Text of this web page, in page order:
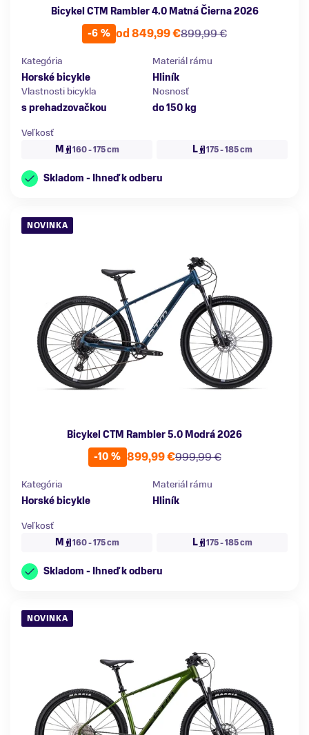
Bicykel CTM Rambler 4.0 Matná Čierna 2026
-6 %
899,99 €
od 849,99 €
Kategória
Horské bicykle
Materiál rámu
Hliník
Vlastnosti bicykla
s prehadzovačkou
Nosnosť
do 150 kg
Veľkosť
M
160 - 175 cm L 175 - 185 cm
Skladom - Ihneď k odberu
NOVINKA
Bicykel CTM Rambler 5.0 Modrá 2026
-10 %
999,99 €
899,99 €
Kategória
Horské bicykle
Materiál rámu
Hliník
Veľkosť
M
160 - 175 cm L 175 - 185 cm
Skladom - Ihneď k odberu
NOVINKA